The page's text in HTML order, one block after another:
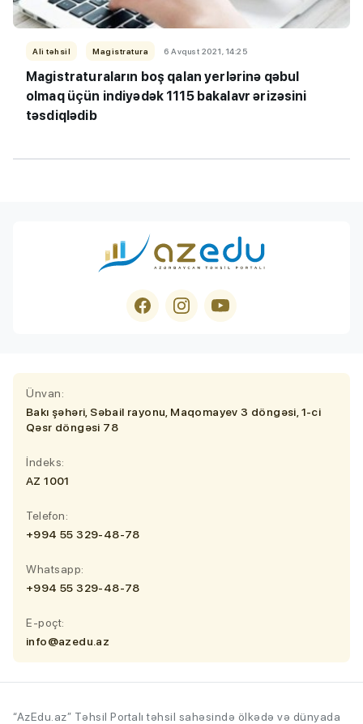
Ali təhsil Magistratura 6 Avqust 2021, 14:25
Magistraturaların boş qalan yerlərinə qəbul
olmaq üçün indiyədək 1115 bakalavr ərizəsini
təsdiqlədib
Ünvan:
Bakı şəhəri, Səbail rayonu, Maqomayev 3 döngəsi, 1-ci
Qəsr döngəsi 78
İndeks:
AZ 1001
Telefon:
+994 55 329-48-78
Whatsapp:
+994 55 329-48-78
E-poçt:
info@azedu.az
“AzEdu.az” Təhsil Portalı təhsil sahəsində ölkədə və dünyada